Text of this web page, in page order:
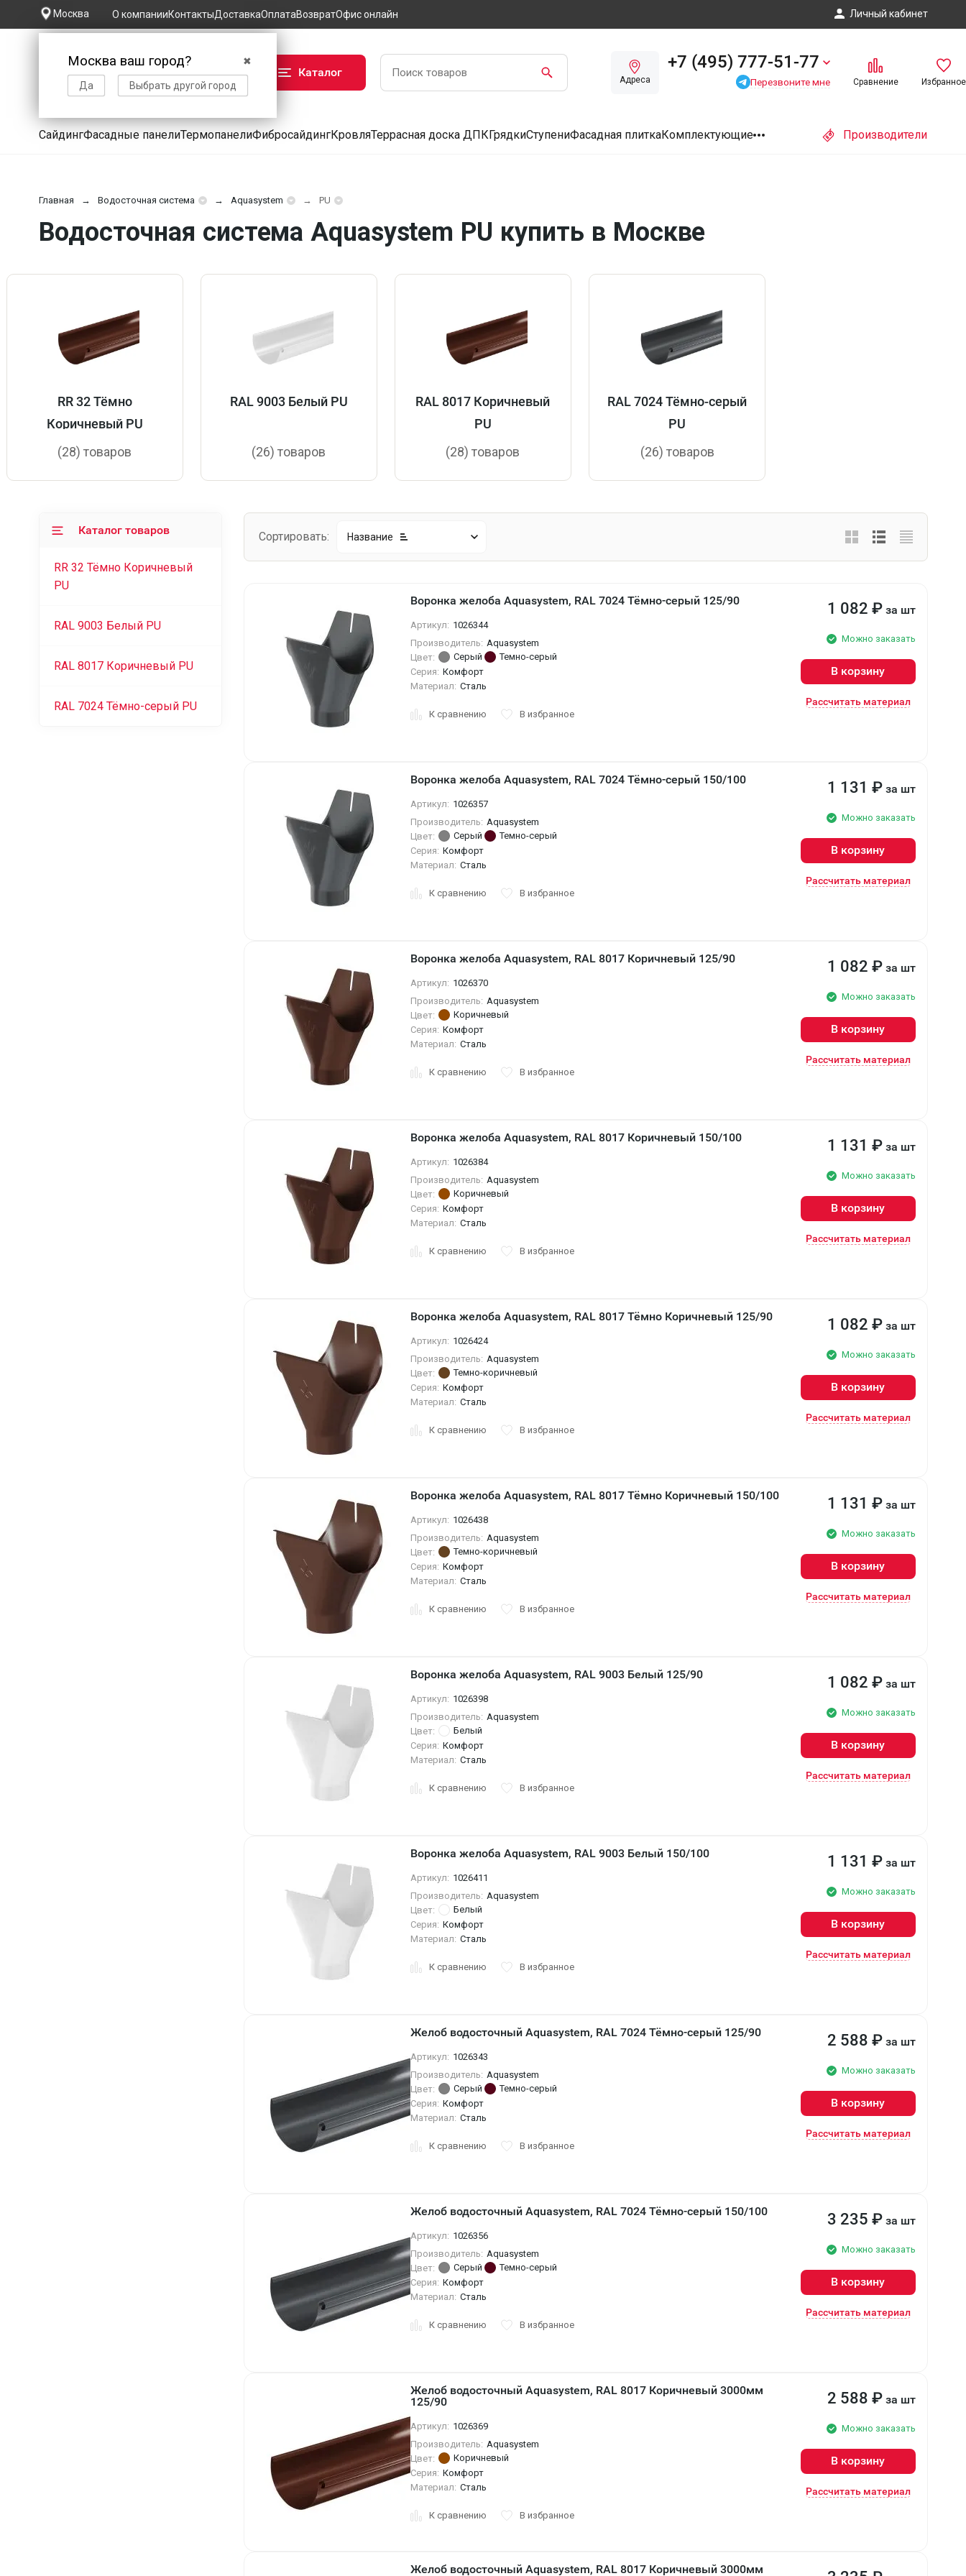
Москва
✖
Москва ваш город?
Да Выбрать другой город
О компанииКонтактыДоставкаОплатаВозвратОфис онлайн Личный кабинет
Каталог
Адреса
+7 (495) 777-51-77
Перезвоните мне Сравнение Избранное
СайдингФасадные панелиТермопанелиФибросайдингКровляТеррасная доска ДПКГрядкиСтупениФасадная плиткаКомплектующие Производители
Главная Водосточная система Aquasystem PU
Водосточная система Aquasystem PU купить в Москве
RR 32 Тёмно
Коричневый PU
(28) товаров
RAL 9003 Белый PU
(26) товаров
RAL 8017 Коричневый
PU
(28) товаров
RAL 7024 Тёмно-серый
PU
(26) товаров
Сортировать: Название
Воронка желоба Aquasystem, RAL 7024 Тёмно-серый 125/90
Артикул: 1026344
Производитель: Aquasystem
Цвет:
Серый
Темно-серый
Серия: Комфорт
Материал: Сталь
К сравнению В избранное
1 082 ₽ за шт
Можно заказать
В корзину
Рассчитать материал
Воронка желоба Aquasystem, RAL 7024 Тёмно-серый 150/100
Артикул: 1026357
Производитель: Aquasystem
Цвет:
Серый
Темно-серый
Серия: Комфорт
Материал: Сталь
К сравнению В избранное
1 131 ₽ за шт
Можно заказать
В корзину
Рассчитать материал
Воронка желоба Aquasystem, RAL 8017 Коричневый 125/90
Артикул: 1026370
Производитель: Aquasystem
Цвет:
Коричневый
Серия: Комфорт
Материал: Сталь
К сравнению В избранное
1 082 ₽ за шт
Можно заказать
В корзину
Рассчитать материал
Воронка желоба Aquasystem, RAL 8017 Коричневый 150/100
Артикул: 1026384
Производитель: Aquasystem
Цвет:
Коричневый
Серия: Комфорт
Материал: Сталь
К сравнению В избранное
1 131 ₽ за шт
Можно заказать
В корзину
Рассчитать материал
Воронка желоба Aquasystem, RAL 8017 Тёмно Коричневый 125/90
Артикул: 1026424
Производитель: Aquasystem
Цвет:
Темно-коричневый
Серия: Комфорт
Материал: Сталь
К сравнению В избранное
1 082 ₽ за шт
Можно заказать
В корзину
Рассчитать материал
Воронка желоба Aquasystem, RAL 8017 Тёмно Коричневый 150/100
Артикул: 1026438
Производитель: Aquasystem
Цвет:
Темно-коричневый
Серия: Комфорт
Материал: Сталь
К сравнению В избранное
1 131 ₽ за шт
Можно заказать
В корзину
Рассчитать материал
Воронка желоба Aquasystem, RAL 9003 Белый 125/90
Артикул: 1026398
Производитель: Aquasystem
Цвет:
Белый
Серия: Комфорт
Материал: Сталь
К сравнению В избранное
1 082 ₽ за шт
Можно заказать
В корзину
Рассчитать материал
Воронка желоба Aquasystem, RAL 9003 Белый 150/100
Артикул: 1026411
Производитель: Aquasystem
Цвет:
Белый
Серия: Комфорт
Материал: Сталь
К сравнению В избранное
1 131 ₽ за шт
Можно заказать
В корзину
Рассчитать материал
Желоб водосточный Aquasystem, RAL 7024 Тёмно-серый 125/90
Артикул: 1026343
Производитель: Aquasystem
Цвет:
Серый
Темно-серый
Серия: Комфорт
Материал: Сталь
К сравнению В избранное
2 588 ₽ за шт
Можно заказать
В корзину
Рассчитать материал
Желоб водосточный Aquasystem, RAL 7024 Тёмно-серый 150/100
Артикул: 1026356
Производитель: Aquasystem
Цвет:
Серый
Темно-серый
Серия: Комфорт
Материал: Сталь
К сравнению В избранное
3 235 ₽ за шт
Можно заказать
В корзину
Рассчитать материал
Желоб водосточный Aquasystem, RAL 8017 Коричневый 3000мм
125/90
Артикул: 1026369
Производитель: Aquasystem
Цвет:
Коричневый
Серия: Комфорт
Материал: Сталь
К сравнению В избранное
2 588 ₽ за шт
Можно заказать
В корзину
Рассчитать материал
Желоб водосточный Aquasystem, RAL 8017 Коричневый 3000мм
Каталог товаров
RR 32 Тёмно Коричневый
PU
RAL 9003 Белый PU
RAL 8017 Коричневый PU
RAL 7024 Тёмно-серый PU